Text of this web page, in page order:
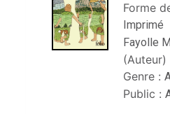
Forme
Imprimé
Fayolle
(Auteur)
Genre :
Public :